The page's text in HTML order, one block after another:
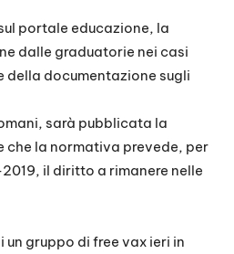
portale educazione, la
dalle graduatorie nei casi
della documentazione sugli
sarà pubblicata la
la normativa prevede, per
il diritto a rimanere nelle
gruppo di free vax ieri in